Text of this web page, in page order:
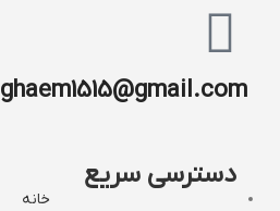
ghaem1515@gmail.com
دسترسی سریع
خانه